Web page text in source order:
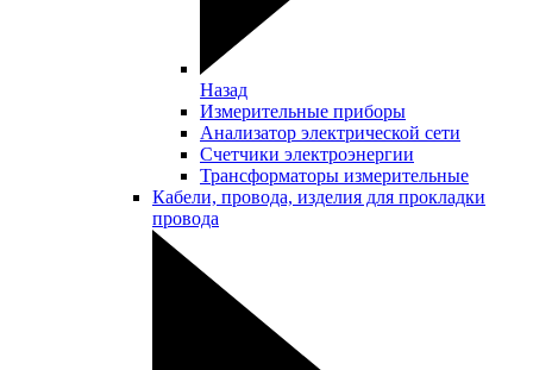
Назад
Измерительные приборы
Анализатор электрической сети
Счетчики электроэнергии
Трансформаторы измерительные
Кабели, провода, изделия для прокладки
провода